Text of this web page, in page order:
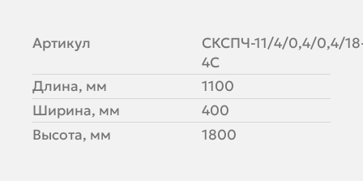
Артикул
СКСПЧ-11/4/0,4/0,4/
4С
Длина, мм
1100
Ширина, мм
400
Высота, мм
1800